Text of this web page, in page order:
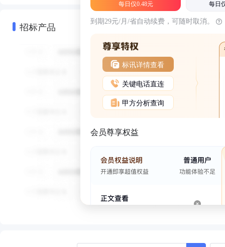
招标产品
每日仅0.48元 每日
到期29元/月/省自动续费，可随时取消。
标讯详情查看
关键电话直连
甲方分析查询
会员尊享权益